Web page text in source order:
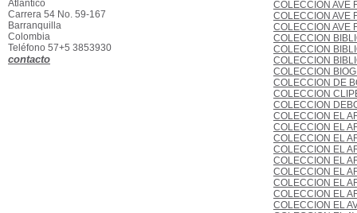
COLECCION AVE
COLECCION AVE
COLECCION AVE
COLECCION
COLECCION
COLECCION
COLECCION
COLECCION DE
COLECCION
COLECCION
COLECCION EL
COLECCION EL
COLECCION EL
COLECCION EL
COLECCION EL
COLECCION EL
COLECCION EL
COLECCION EL
COLECCION EL
Atlántico
Carrera 54 No. 59-167
Barranquilla
Colombia
Teléfono 57+5 3853930
contacto